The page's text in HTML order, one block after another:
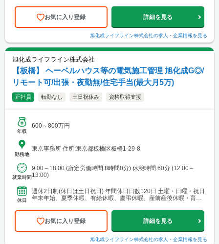
お気に入り登録 詳細を見る
旭化成ライフライン株式会社の求人・企業情報を見る
旭化成ライフライン株式会社
【板橋】 ヘーベルハウス等の電気施工管理 旭化成G◎/
リモート可/出張・夜勤無/住宅手当(最大月5万)
正社員 転勤なし 土日祝休み 資格取得支援
年収
600～800万円
勤務地
東京事務所 住所:東京都板橋区板橋1-29-8
就業時間
9:00～18:00 (所定労働時間:8時間0分) 休憩時間:60分 (12:00～
13:00)
休日
週休2日制(休日は土日祝日) 年間休日日数120日 土曜・日曜・祝日
年末年始、夏季休暇、有給休暇、慶弔休暇、産前産後休暇・育児
お気に入り登録 詳細を見る
旭化成ライフライン株式会社の求人・企業情報を見る